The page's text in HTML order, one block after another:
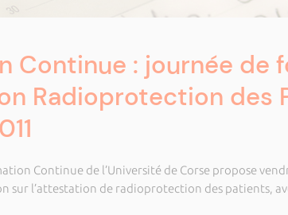
Continue : journée de
Radioprotection des
Continue de l’Université de Corse propose
sur l’attestation de radioprotection des patients,